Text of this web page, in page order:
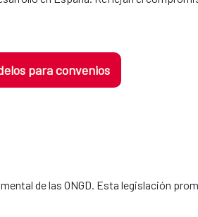
para convenios
de las ONGD. Esta legislación